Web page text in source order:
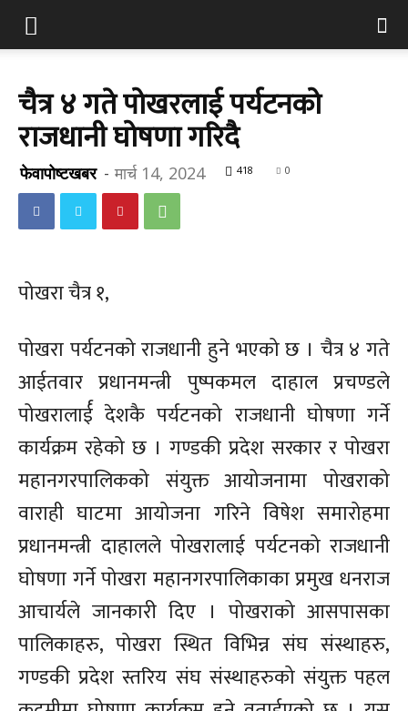
चैत्र ४ गते पोखरलाई पर्यटनको
राजधानी घोषणा गरिदै
फेवापोष्टखबर - मार्च 14, 2024 418 0
पोखरा चैत्र १,
पोखरा पर्यटनको राजधानी हुने भएको छ । चैत्र ४ गते
आईतवार प्रधानमन्त्री पुष्पकमल दाहाल प्रचण्डले
पोखरालार्ई देशकै पर्यटनको राजधानी घोषणा गर्ने
कार्यक्रम रहेको छ । गण्डकी प्रदेश सरकार र पोखरा
महानगरपालिकको संयुक्त आयोजनामा पोखराको
वाराही घाटमा आयोजना गरिने विषेश समारोहमा
प्रधानमन्त्री दाहालले पोखरालाई पर्यटनको राजधानी
घोषणा गर्ने पोखरा महानगरपालिकाका प्रमुख धनराज
आचार्यले जानकारी दिए । पोखराको आसपासका
पालिकाहरु, पोखरा स्थित विभिन्न संघ संस्थाहरु,
गण्डकी प्रदेश स्तरिय संघ संस्थाहरुको संयुक्त पहल